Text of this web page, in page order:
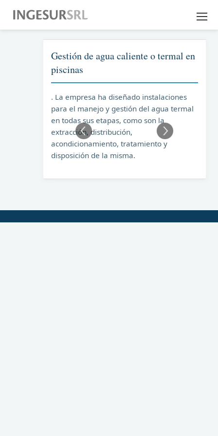
EMPRESA
EXPERIENCIA
DESCARGAS
CONTACTO
Gestión de agua caliente o termal en
piscinas
. La empresa ha diseñado instalaciones
para el manejo y gestión del agua termal
en todas sus etapas, como son la
extracción, distribución,
acondicionamiento, tratamiento y
disposición de la misma.